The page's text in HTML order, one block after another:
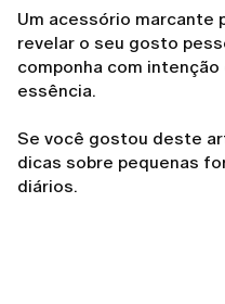
Um acessório marcante
revelar o seu gosto
componha com
essência.
Se você gostou deste
dicas sobre pequenas
diários.